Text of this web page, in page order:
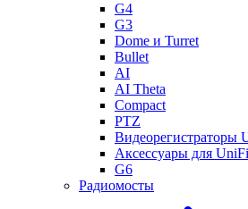
G4
G3
Dome и Turret
Bullet
AI
AI Theta
Compact
PTZ
Видеорегистраторы
Аксессуары для
G6
Радиомосты